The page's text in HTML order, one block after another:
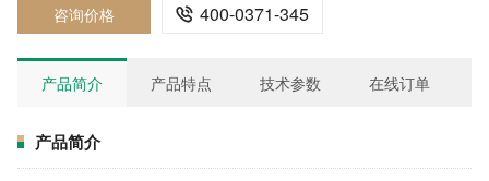
咨询价格  400-0371-345
产品简介 产品特点 技术参数 在线订单
产品简介